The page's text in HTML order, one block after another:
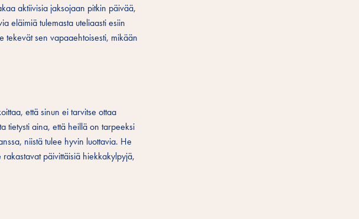
aktiivisia jaksojaan pitkin päivää,
eläimiä tulemasta uteliaasti esiin
tekevät sen vapaaehtoisesti, mikään
että sinun ei tarvitse ottaa
tietysti aina, että heillä on tarpeeksi
niistä tulee hyvin luottavia. He
päivittäisiä hiekkakylpyjä,